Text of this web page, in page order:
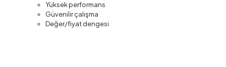
Yüksek performans
Güvenilir çalışma
Değer/fiyat dengesi